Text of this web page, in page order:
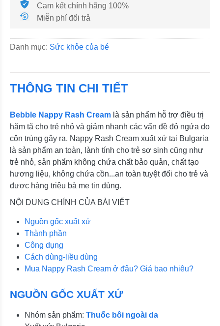
Cam kết chính hãng 100%
Miễn phí đổi trả
Danh mục: Sức khỏe của bé
THÔNG TIN CHI TIẾT
Bebble Nappy Rash Cream là sản phẩm hỗ trợ điều trị
hăm tã cho trẻ nhỏ và giảm nhanh các vấn đề đỏ ngứa do
côn trùng gây ra. Nappy Rash Cream xuất xứ tại Bulgaria
là sản phẩm an toàn, lành tính cho trẻ sơ sinh cũng như
trẻ nhỏ, sản phẩm không chứa chất bảo quản, chất tạo
hương liệu, không chứa cồn...an toàn tuyệt đối cho trẻ và
được hàng triệu bà mẹ tin dùng.
NỘI DUNG CHÍNH CỦA BÀI VIẾT
Nguồn gốc xuất xứ
Thành phần
Công dụng
Cách dùng-liều dùng
Mua Nappy Rash Cream ở đâu? Giá bao nhiêu?
NGUỒN GỐC XUẤT XỨ
Nhóm sản phẩm: Thuốc bôi ngoài da